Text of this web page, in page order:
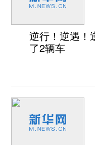
逆行！逆遇！
了2辆车